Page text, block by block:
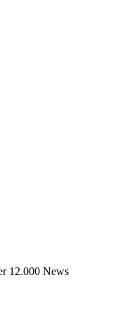
12.000 News